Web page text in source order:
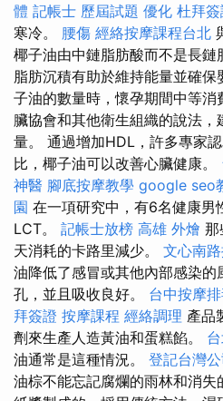
體 記帳士 歷屆試題 優化 杜拜簽
寒冷。 腰傷 經絡按摩課程台北
椰子油由中鏈脂肪酸而不是長
脂肪沉積有助於維持能量並確
子油的數量時，懷孕期間中等
臟協會和其他衛生組織的說法，
量。 通過增加HDL，許多專家
比，椰子油可以改善心臟健康。
神醫 腳底按摩教學 google seo
園 在一項研究中，有6名健康男
LCT。 記帳士放榜 高雄 外燴 那
天消耗的卡路里減少。 文心南
油降低了感冒或其他內部感染
孔，並且吸收良好。 台中按摩
拜簽證 按摩課程 經絡調理 產品
劑來生產人造黃油和蛋糕餡。
油通常是這種情況。 登記台灣公
油棕不能忘記腐爛的雨林和消